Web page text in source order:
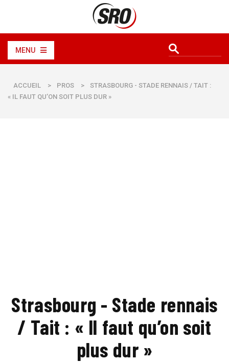
MENU
ACCUEIL > PROS >
STRASBOURG - STADE RENNAIS / TAIT :
« IL FAUT QU’ON SOIT PLUS DUR »
Strasbourg - Stade rennais
/ Tait : « Il faut qu’on soit
plus dur »